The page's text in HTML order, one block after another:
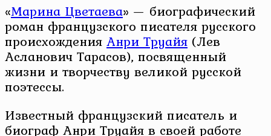
«Марина Цветаева» — биографический
роман французского писателя русского
происхождения Анри Труайя (Лев
Асланович Тарасов), посвященный
жизни и творчеству великой русской
поэтессы.
Известный французский писатель и
биограф Анри Труайя в своей работе